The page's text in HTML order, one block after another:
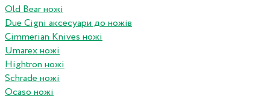
Old Bear ножі
Due Cigni аксесуари до ножів
Cimmerian Knives ножі
Umarex ножі
Hightron ножі
Schrade ножі
Ocaso ножі